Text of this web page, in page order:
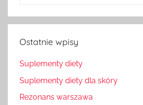
Ostatnie wpisy
Suplementy diety
Suplementy diety dla skóry
Rezonans warszawa